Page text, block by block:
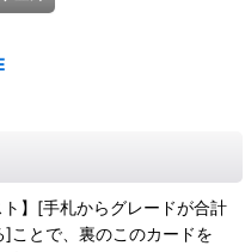
】[手札からグレードが合計
ことで、裏のこのカードを